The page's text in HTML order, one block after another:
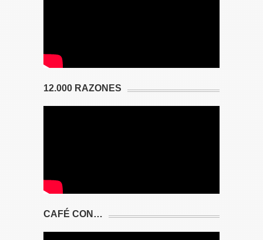
12.000 RAZONES
CAFÉ CON…